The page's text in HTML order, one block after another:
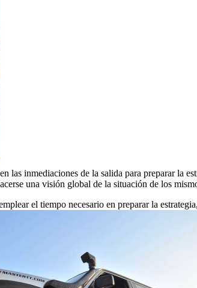
las inmediaciones de la salida para preparar la
una visión global de la situación de los
el tiempo necesario en preparar la